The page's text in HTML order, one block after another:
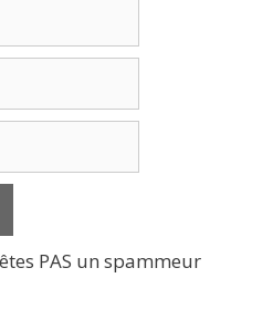
PAS un spammeur